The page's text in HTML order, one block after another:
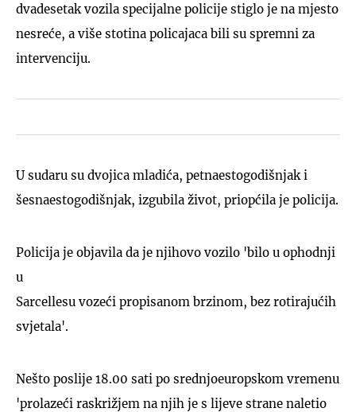
dvadesetak vozila specijalne policije stiglo je na mjesto
nesreće, a više stotina policajaca bili su spremni za
intervenciju.
U sudaru su dvojica mladića, petnaestogodišnjak i
šesnaestogodišnjak, izgubila život, priopćila je policija.
Policija je objavila da je njihovo vozilo 'bilo u ophodnji
u
Sarcellesu vozeći propisanom brzinom, bez rotirajućih
svjetala'.
Nešto poslije 18.00 sati po srednjoeuropskom vremenu
'prolazeći raskrižjem na njih je s lijeve strane naletio